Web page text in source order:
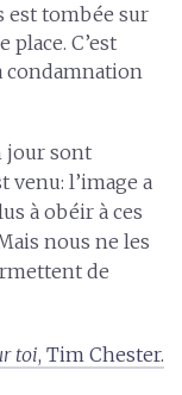
est tombée sur
place. C’est
condamnation
jour sont
venu: l’image a
à obéir à ces
nous ne les
de
toi, Tim Chester.